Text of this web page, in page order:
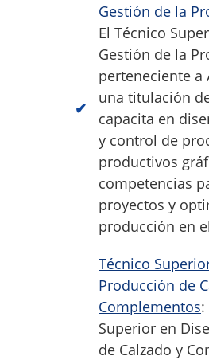
Gestión de la
El Técnico
Gestión de la
perteneciente a
una titulación
capacita en
y control de
productivos
competencias
proyectos y
producción en
Técnico
Producción de
Complementos:
Superior en
de Calzado y